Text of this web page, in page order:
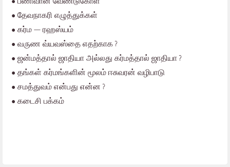
• பணிவான வேண்டுகோள்
• தேவநாகரி எழுத்துக்கள்
• கர்ம — ரஹஸ்யம்
• வருண வ்யவஸ்தை எதற்காக?
• ஜன்மத்தால் ஜாதியா அல்லது கர்மத்தால் ஜாதியா?
• தங்கள் கர்மங்களின் மூலம் ஈசுவரன் வழிபாடு
• சமத்துவம் என்பது என்ன?
• கடைசி பக்கம்